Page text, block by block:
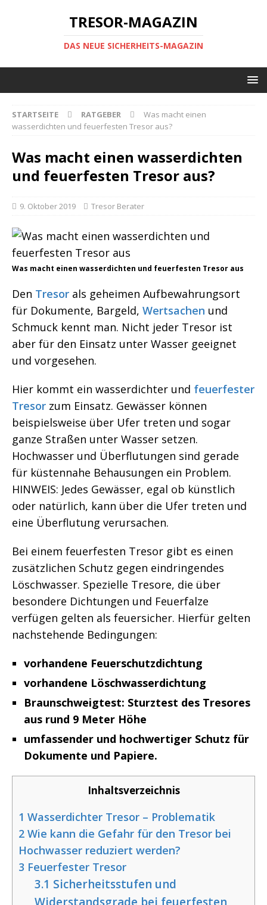
TRESOR-MAGAZIN
DAS NEUE SICHERHEITS-MAGAZIN
STARTSEITE RATGEBER
Was macht einen
wasserdichten und feuerfesten Tresor aus?
Was macht einen wasserdichten
und feuerfesten Tresor aus?
9. Oktober 2019 Tresor Berater
Was macht einen wasserdichten und feuerfesten Tresor aus
Den Tresor als geheimen Aufbewahrungsort
für Dokumente, Bargeld, Wertsachen und
Schmuck kennt man. Nicht jeder Tresor ist
aber für den Einsatz unter Wasser geeignet
und vorgesehen.
Hier kommt ein wasserdichter und feuerfester
Tresor zum Einsatz. Gewässer können
beispielsweise über Ufer treten und sogar
ganze Straßen unter Wasser setzen.
Hochwasser und Überflutungen sind gerade
für küstennahe Behausungen ein Problem.
HINWEIS: Jedes Gewässer, egal ob künstlich
oder natürlich, kann über die Ufer treten und
eine Überflutung verursachen.
Bei einem feuerfesten Tresor gibt es einen
zusätzlichen Schutz gegen eindringendes
Löschwasser. Spezielle Tresore, die über
besondere Dichtungen und Feuerfalze
verfügen gelten als feuersicher. Hierfür gelten
nachstehende Bedingungen:
vorhandene Feuerschutzdichtung
vorhandene Löschwasserdichtung
Braunschweigtest: Sturztest des Tresores
aus rund 9 Meter Höhe
umfassender und hochwertiger Schutz für
Dokumente und Papiere.
Inhaltsverzeichnis
1 Wasserdichter Tresor – Problematik
2 Wie kann die Gefahr für den Tresor bei
Hochwasser reduziert werden?
3 Feuerfester Tresor
3.1 Sicherheitsstufen und